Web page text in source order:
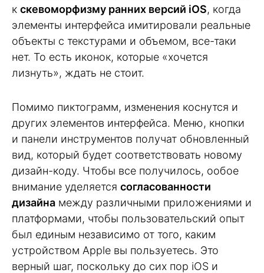
к скевоморфизму ранних версий iOS, когда
элементы интерфейса имитировали реальные
объекты с текстурами и объемом, все-таки
нет. То есть иконок, которые «хочется
лизнуть», ждать не стоит.
Помимо пиктограмм, изменения коснутся и
других элементов интерфейса. Меню, кнопки
и панели инструментов получат обновленный
вид, который будет соответствовать новому
дизайн-коду. Чтобы все получилось, ообое
внимание уделяется согласованности
дизайна между различными приложениями и
платформами, чтобы пользовательский опыт
был единым независимо от того, каким
устройством Apple вы пользуетесь. Это
верный шаг, поскольку до сих пор iOS и